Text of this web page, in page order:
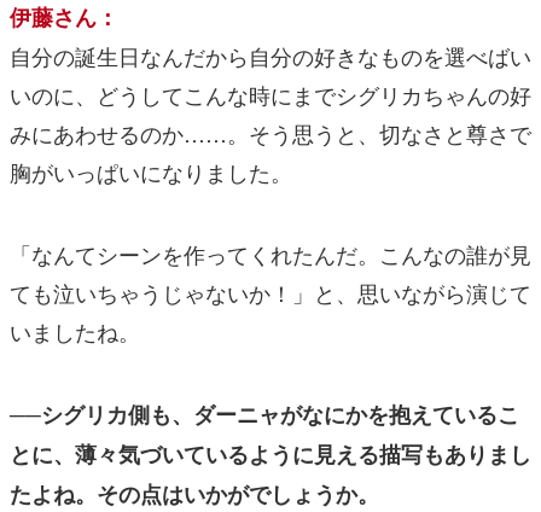
伊藤さん：
自分の誕生日なんだから自分の好きなものを選べばい
いのに、どうしてこんな時にまでシグリカちゃんの好
みにあわせるのか……。そう思うと、切なさと尊さで
胸がいっぱいになりました。
「なんてシーンを作ってくれたんだ。こんなの誰が見
ても泣いちゃうじゃないか！」と、思いながら演じて
いましたね。
──シグリカ側も、ダーニャがなにかを抱えているこ
とに、薄々気づいているように見える描写もありまし
たよね。その点はいかがでしょうか。